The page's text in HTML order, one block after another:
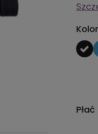
Kolor